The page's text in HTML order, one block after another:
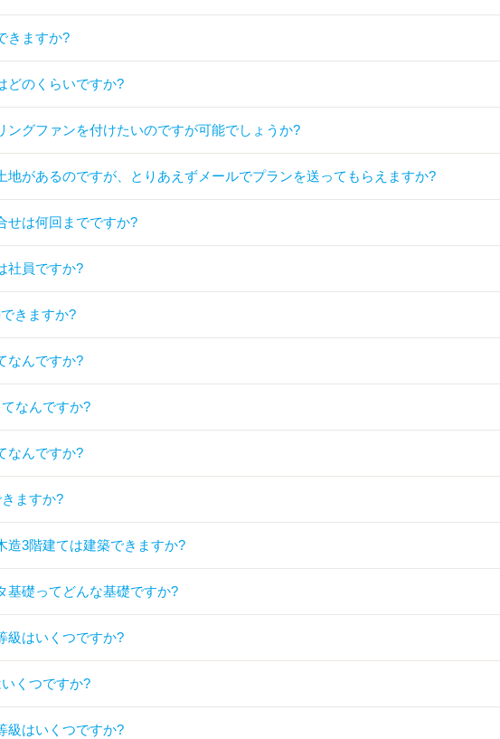
きますか?
どのくらいですか?
ングファンを付けたいのですが可能でしょうか?
地があるのですが、とりあえずメールでプランを送ってもらえますか?
せは何回までですか?
社員ですか?
きますか?
なんですか?
なんですか?
なんですか?
ますか?
造3階建ては建築できますか?
基礎ってどんな基礎ですか?
級はいくつですか?
くつですか?
級はいくつですか?